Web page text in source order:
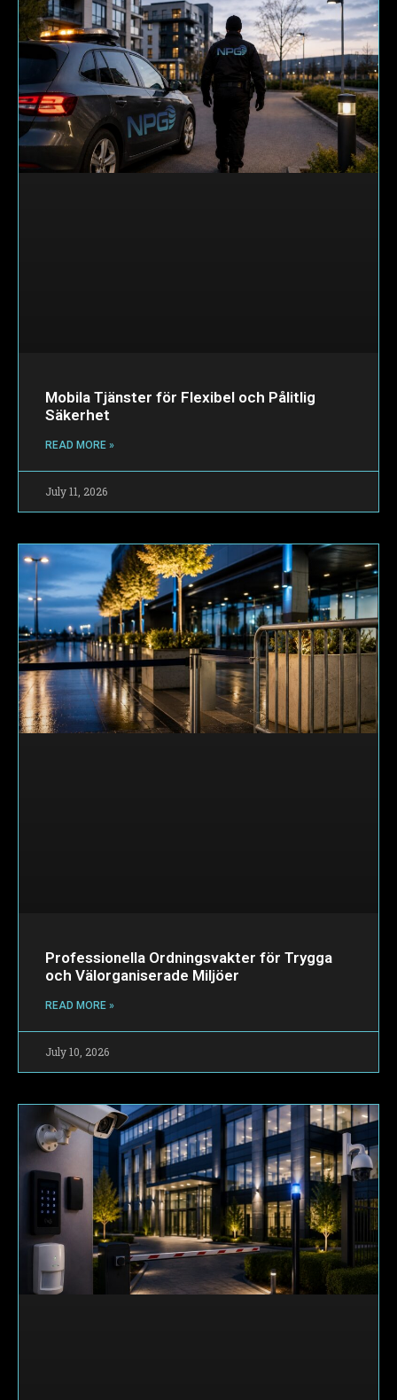
Mobila Tjänster för Flexibel och Pålitlig
Säkerhet
READ MORE »
July 11, 2026
Professionella Ordningsvakter för Trygga
och Välorganiserade Miljöer
READ MORE »
July 10, 2026